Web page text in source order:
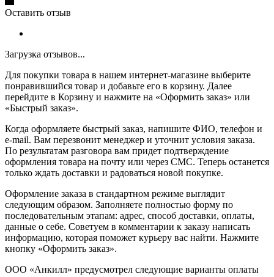
Оставить отзыв
Загрузка отзывов...
Для покупки товара в нашем интернет-магазине выберите
понравившийся товар и добавьте его в корзину. Далее
перейдите в Корзину и нажмите на «Оформить заказ» или
«Быстрый заказ».
Когда оформляете быстрый заказ, напишите ФИО, телефон и
e-mail. Вам перезвонит менеджер и уточнит условия заказа.
По результатам разговора вам придет подтверждение
оформления товара на почту или через СМС. Теперь останется
только ждать доставки и радоваться новой покупке.
Оформление заказа в стандартном режиме выглядит
следующим образом. Заполняете полностью форму по
последовательным этапам: адрес, способ доставки, оплаты,
данные о себе. Советуем в комментарии к заказу написать
информацию, которая поможет курьеру вас найти. Нажмите
кнопку «Оформить заказ».
ООО «Анкилл» предусмотрел следующие варианты оплаты